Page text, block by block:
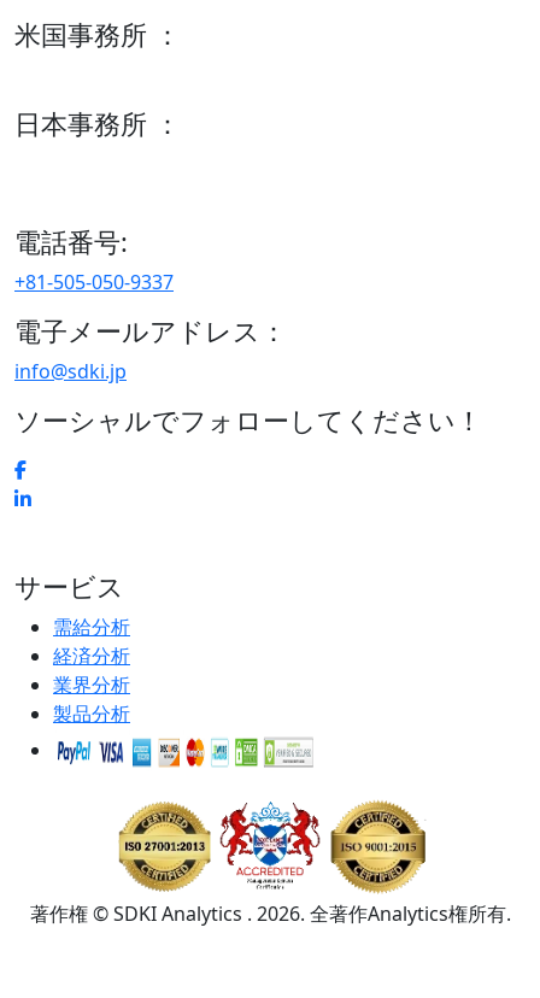
米国事務所 ：
日本事務所 ：
電話番号:
+81-505-050-9337
電子メールアドレス：
info@sdki.jp
ソーシャルでフォローしてください！
サービス
需給分析
経済分析
業界分析
製品分析
著作権 © SDKI Analytics . 2026. 全著作Analytics権所有.